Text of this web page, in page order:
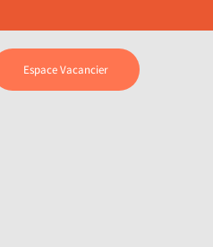
Espace Vacancier